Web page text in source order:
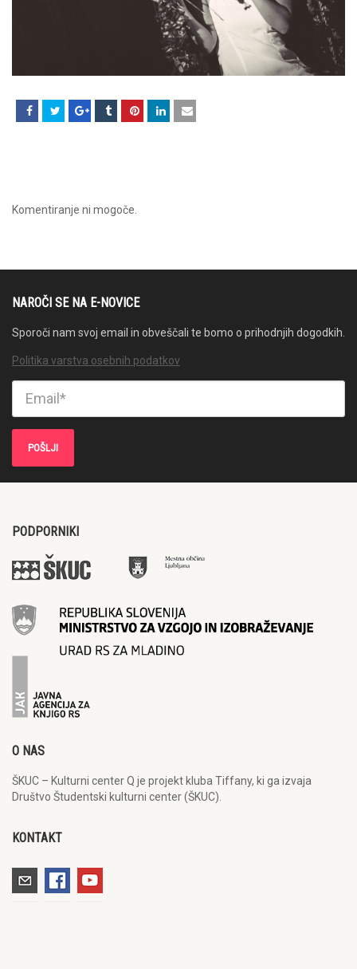
Komentiranje ni mogoče.
NAROČI SE NA E-NOVICE
Sporoči nam svoj email in obveščali te bomo o prihodnjih dogodkih.
Politika varstva osebnih podatkov
PODPORNIKI
O NAS
ŠKUC – Kulturni center Q je projekt kluba Tiffany, ki ga izvaja
Društvo Študentski kulturni center (ŠKUC).
KONTAKT